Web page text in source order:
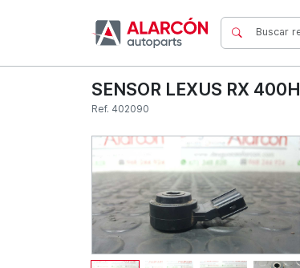
SENSOR LEXUS RX 400H
Ref. 402090